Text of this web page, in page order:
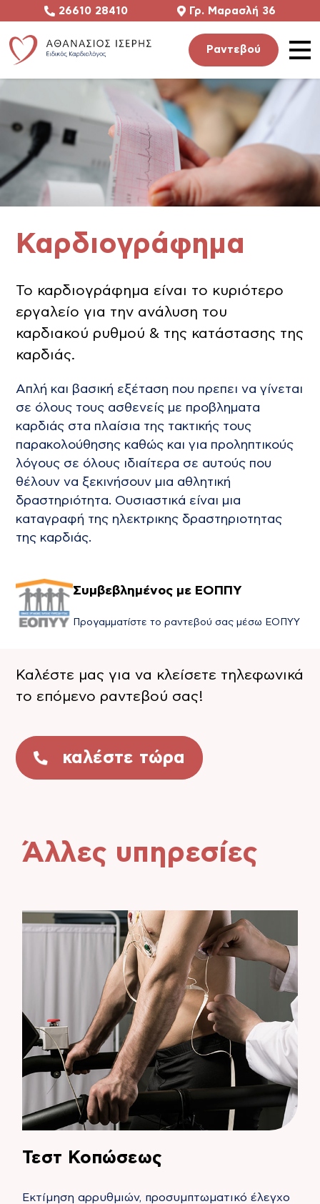
26610 28410 Γρ. Μαρασλή 36
Ραντεβού
Υπηρεσίες
Ο Ιατρός
Επικοινωνία
Έχετε
Καρδιογράφημα
Το καρδιογράφημα είναι το κυριότερο
εργαλείο για την ανάλυση του
καρδιακού ρυθμού & της κατάστασης της
καρδιάς.
Aπλή και βασική εξέταση που πρεπει να γίνεται
σε όλους τους ασθενείς με προβληματα
καρδιάς στα πλαίσια της τακτικής τους
παρακολούθησης καθώς και για προληπτικούς
λόγους σε όλους ιδιαίτερα σε αυτούς που
θέλουν να ξεκινήσουν μια αθλητική
δραστηριότητα. Ουσιαστικά είναι μια
καταγραφή της ηλεκτρικης δραστηριοτητας
της καρδιάς.
Συμβεβλημένος με ΕΟΠΠΥ
Προγαμματίστε το ραντεβού σας μέσω ΕΟΠΥΥ
Καλέστε μας για να κλείσετε τηλεφωνικά
το επόμενο ραντεβού σας!
καλέστε τώρα
Άλλες υπηρεσίες
Τεστ Κοπώσεως
Εκτίμηση αρρυθμιών, προσυμπτωματικό έλεγχο